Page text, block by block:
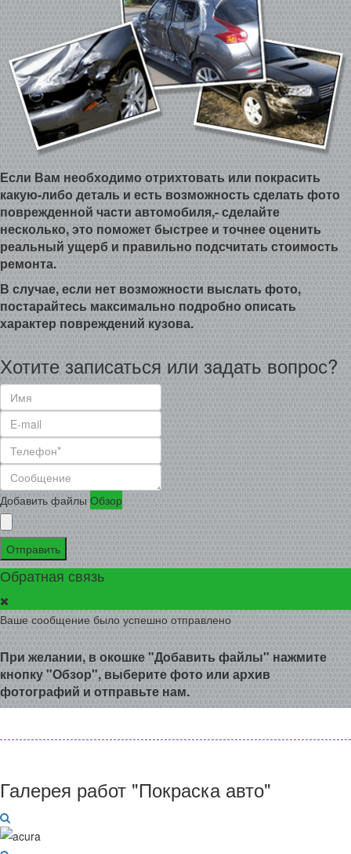
Если Вам необходимо отрихтовать или покрасить
какую-либо деталь и есть возможность сделать фото
поврежденной части автомобиля,- сделайте
несколько, это поможет быстрее и точнее оценить
реальный ущерб и правильно подсчитать стоимость
ремонта.
В случае, если нет возможности выслать фото,
постарайтесь максимально подробно описать
характер повреждений кузова.
Хотите записаться или задать вопрос?
Добавить файлы Обзор
Отправить
Обратная связь
Ваше сообщение было успешно отправлено
При желании, в окошке "Добавить файлы" нажмите
кнопку "Обзор", выберите фото или архив
фотографий и отправьте нам.
Галерея работ "Покраска авто"